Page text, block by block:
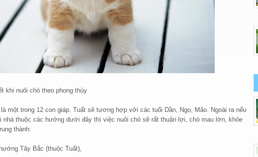
khi nuôi chó theo phong thủy
một trong 12 con giáp. Tuất sẽ tương hợp với các tuổi Dần, Ngọ, Mão. Ngoài ra nếu
nhà thuộc các hướng dưới đây thì việc nuôi chó sẽ rất thuận lợi, chó mau lớn, khỏe
thành:
Tây Bắc (thuộc Tuất),